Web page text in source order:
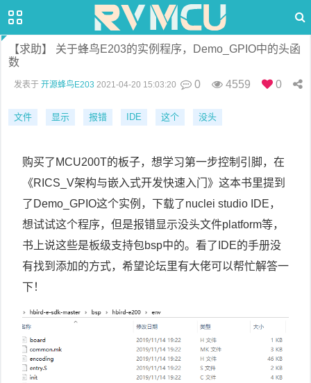
【求助】 关于蜂鸟E203的实例程序，Demo_GPIO中的头函
数
发表于 开源蜂鸟E203 2021-04-20 15:03:20 0 4559 0
文件 显示 报错 IDE 这个 没头
购买了MCU200T的板子，想学习第一步控制引脚，在
《RICS_V架构与嵌入式开发快速入门》这本书里提到
了Demo_GPIO这个实例，下载了nuclei studio IDE，
想试试这个程序，但是报错显示没头文件platform等，
书上说这些是板级支持包bsp中的。看了IDE的手册没
有找到添加的方式，希望论坛里有大佬可以帮忙解答一
下！